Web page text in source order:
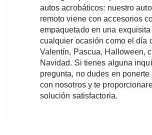
autos acrobáticos: nuestro
remoto viene con accesorios
empaquetado en una
cualquier ocasión como el día
Valentín, Pascua, Halloween,
Navidad. Si tienes alguna
pregunta, no dudes en ponerte
con nosotros y te
solución satisfactoria.